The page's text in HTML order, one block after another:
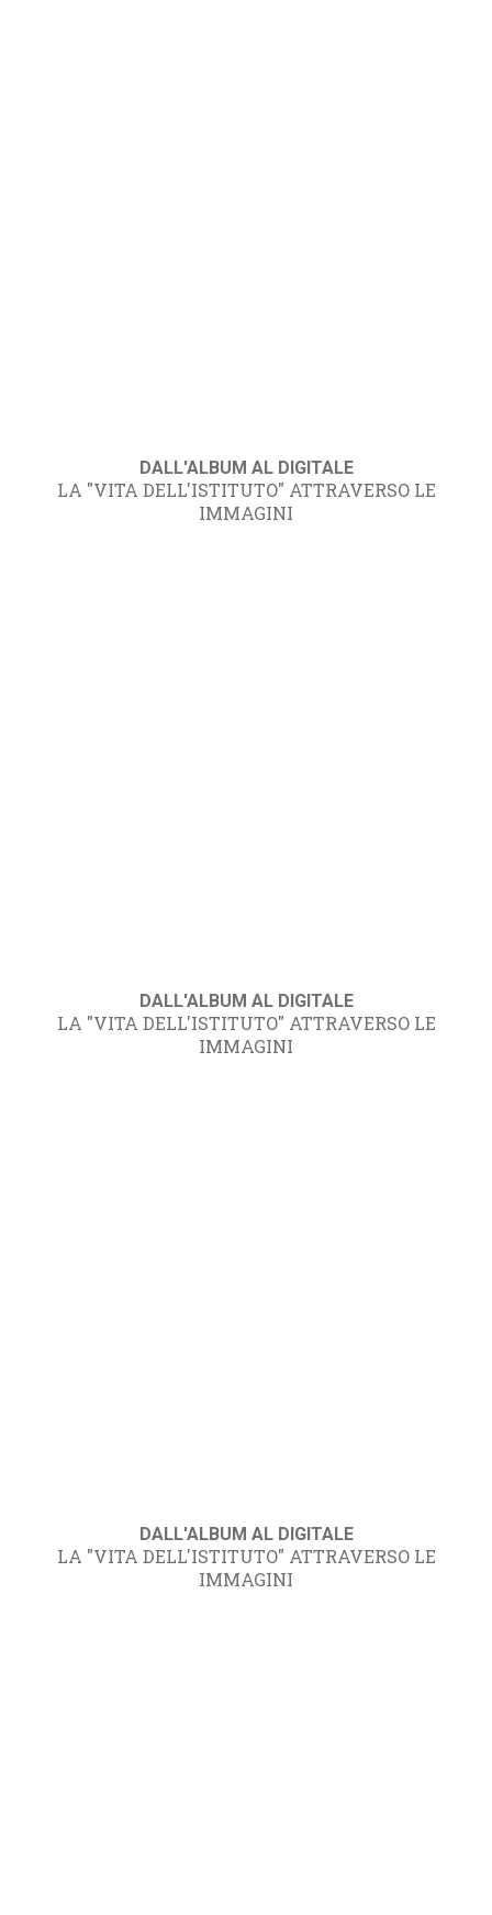
DALL'ALBUM AL DIGITALE
LA "VITA DELL'ISTITUTO" ATTRAVERSO LE
IMMAGINI
DALL'ALBUM AL DIGITALE
LA "VITA DELL'ISTITUTO" ATTRAVERSO LE
IMMAGINI
DALL'ALBUM AL DIGITALE
LA "VITA DELL'ISTITUTO" ATTRAVERSO LE
IMMAGINI